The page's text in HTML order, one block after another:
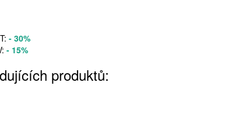
- 30%
- 15%
produktů: